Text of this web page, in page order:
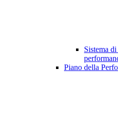
Sistema
Piano della